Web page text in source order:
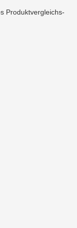
Produktvergleichs-